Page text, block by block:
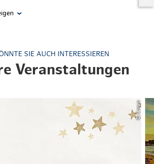
SIE AUCH INTERESSIEREN
Veranstaltungen
© Canva